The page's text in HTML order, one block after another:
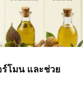
โมน และช่วย